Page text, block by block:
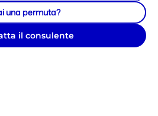
una permuta?
il consulente